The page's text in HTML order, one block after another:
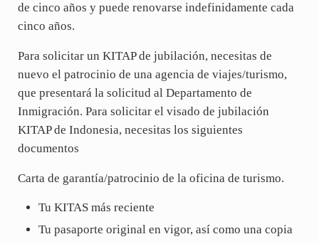
de cinco años y puede renovarse indefinidamente cada
cinco años.
Para solicitar un KITAP de jubilación, necesitas de
nuevo el patrocinio de una agencia de viajes/turismo,
que presentará la solicitud al Departamento de
Inmigración. Para solicitar el visado de jubilación
KITAP de Indonesia, necesitas los siguientes
documentos
Carta de garantía/patrocinio de la oficina de turismo.
Tu KITAS más reciente
Tu pasaporte original en vigor, así como una copia